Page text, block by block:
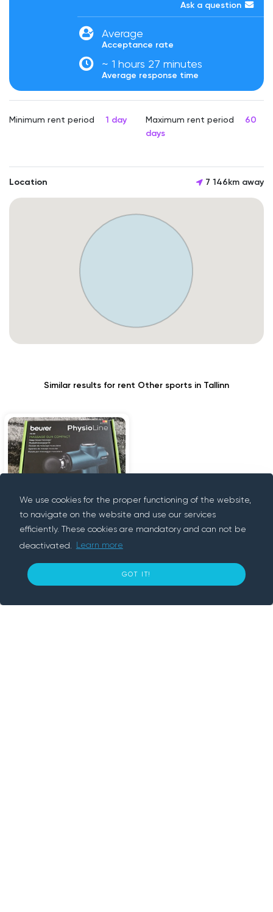
We use cookies for the proper functioning of the website,
to navigate on the website and use our services
efficiently. These cookies are mandatory and can not be
deactivated.
Learn more
GOT IT!
Ask a question
Average
Acceptance rate
~ 1 hours 27 minutes
Average response time
Minimum rent period 1 day Maximum rent period
60
days
Location 7 146km away
€ per day BOOK NOW
Similar results for rent Other sports in Tallinn
Beuer
massažipüstol
5€
day
Tallinn